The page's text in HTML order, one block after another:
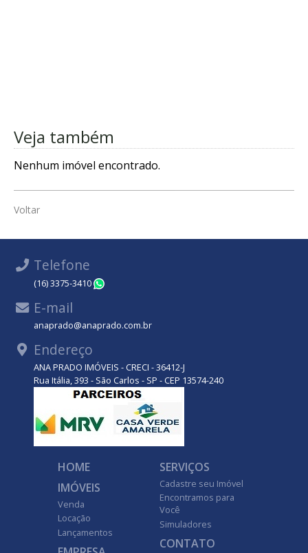
Veja também
Nenhum imóvel encontrado.
Voltar
Telefone
(16) 3375-3410
E-mail
anaprado@anaprado.com.br
Endereço
ANA PRADO IMÓVEIS - CRECI - 36412-J
Rua Itália, 393 - São Carlos - SP - CEP 13574-240
HOME
IMÓVEIS
Venda
Locação
Lançamentos
SERVIÇOS
Cadastre seu Imóvel
Encontramos para
Você
Simuladores
CONTATO